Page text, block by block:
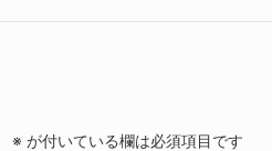
※ が付いている欄は必須項目です